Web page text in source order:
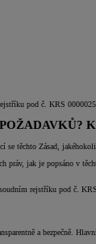
pod č. KRS
těchto Zásad,
jak je popsáno v
rejstříku pod č.
a bezpečně.